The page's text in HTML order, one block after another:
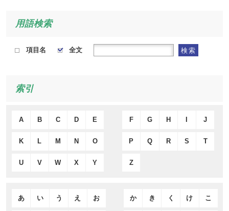
用語検索
項目名 全文 検索
索引
A B C D E F G H J
K L M N O P Q R S T
U V W X Y Z
あ い う え お か き く け こ